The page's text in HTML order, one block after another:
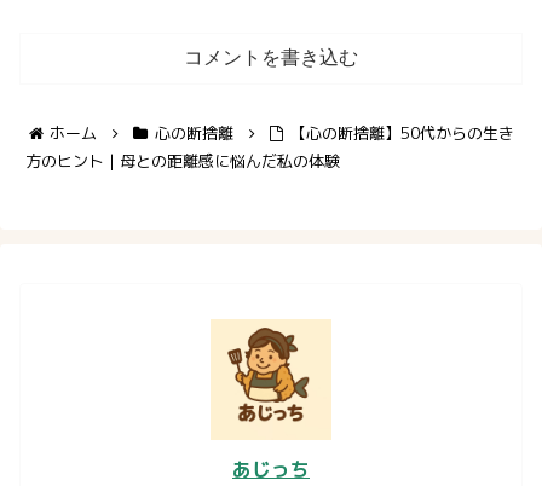
コメントを書き込む
ホーム 心の断捨離
【心の断捨離】50代からの生き
方のヒント｜母との距離感に悩んだ私の体験
あじっち